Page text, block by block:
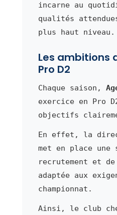
incarne au
qualités
plus haut niveau.
Les ambitions
Pro D2
Chaque saison,
exercice en Pro
objectifs
En effet, la
met en place
recrutement et
adaptée aux
championnat.
Ainsi, le club